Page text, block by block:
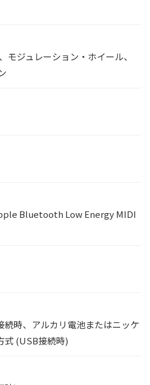
モジュレーション・ホイール、
Bluetooth Low Energy MIDI
続時、アルカリ電池またはニッケ
式 (USB接続時)